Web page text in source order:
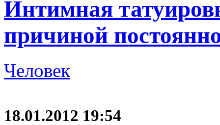
Интимная
причиной
Человек
18.01.2012 19:54